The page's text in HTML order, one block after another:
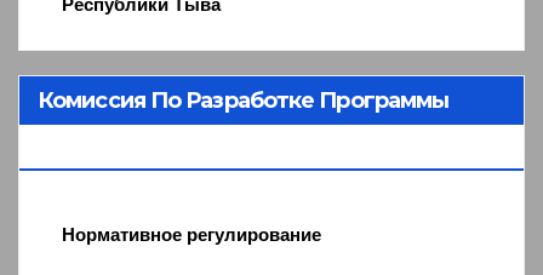
Республики Тыва
Комиссия По Разработке Программы
Нормативное регулирование